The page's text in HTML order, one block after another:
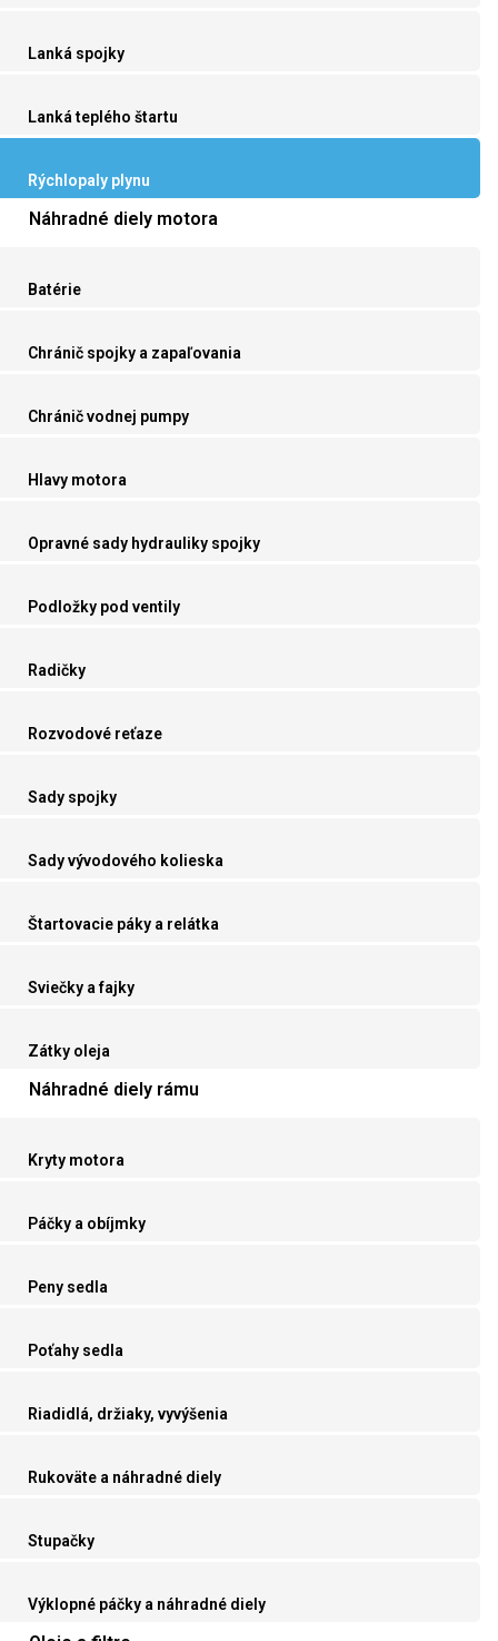
Lanká spojky
Lanká teplého štartu
Rýchlopaly plynu
Náhradné diely motora
Batérie
Chránič spojky a zapaľovania
Chránič vodnej pumpy
Hlavy motora
Opravné sady hydrauliky spojky
Podložky pod ventily
Radičky
Rozvodové reťaze
Sady spojky
Sady vývodového kolieska
Štartovacie páky a relátka
Sviečky a fajky
Zátky oleja
Náhradné diely rámu
Kryty motora
Páčky a obíjmky
Peny sedla
Poťahy sedla
Riadidlá, držiaky, vyvýšenia
Rukoväte a náhradné diely
Stupačky
Výklopné páčky a náhradné diely